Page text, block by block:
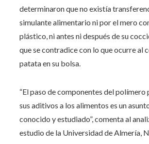
determinaron que no existía
simulante alimentario ni por el mero
plástico, ni antes ni después de su
que se contradice con lo que ocurre al
patata en su bolsa.
“El paso de componentes del polímero
sus aditivos a los alimentos es un
conocido y estudiado”, comenta al
estudio de la Universidad de Almería,